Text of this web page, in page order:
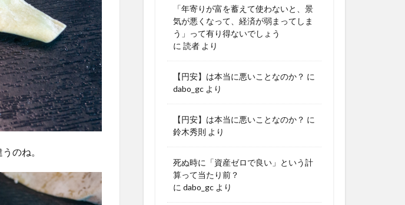
のね。
「年寄りが富を蓄えて使わないと、景
気が悪くなって、経済が弱まってしま
う」って有り得ないでしょう
に 読者 より
【円安】は本当に悪いことなのか？ に
dabo_gc より
【円安】は本当に悪いことなのか？ に
鈴木秀則 より
死ぬ時に「資産ゼロで良い」という計
算って当たり前？
に dabo_gc より